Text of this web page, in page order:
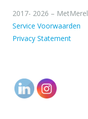
2017- 2026 – MetMerel
Service Voorwaarden
Privacy Statement